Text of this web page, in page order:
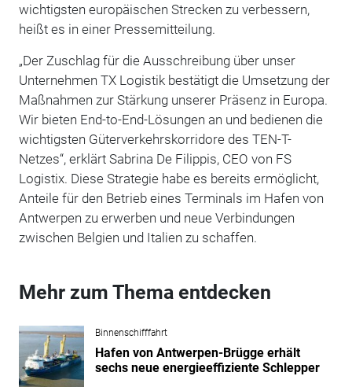
wichtigsten europäischen Strecken zu verbessern,
heißt es in einer Pressemitteilung.
„Der Zuschlag für die Ausschreibung über unser
Unternehmen TX Logistik bestätigt die Umsetzung der
Maßnahmen zur Stärkung unserer Präsenz in Europa.
Wir bieten End-to-End-Lösungen an und bedienen die
wichtigsten Güterverkehrskorridore des TEN-T-
Netzes“, erklärt Sabrina De Filippis, CEO von FS
Logistix. Diese Strategie habe es bereits ermöglicht,
Anteile für den Betrieb eines Terminals im Hafen von
Antwerpen zu erwerben und neue Verbindungen
zwischen Belgien und Italien zu schaffen.
Mehr zum Thema entdecken
Binnenschifffahrt
Hafen von Antwerpen-Brügge erhält
sechs neue energieeffiziente Schlepper